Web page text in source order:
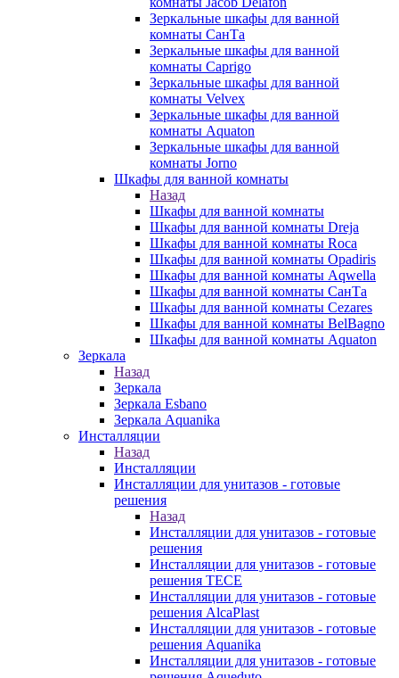
Зеркальные шкафы для ванной
комнаты СанТа
Зеркальные шкафы для ванной
комнаты Caprigo
Зеркальные шкафы для ванной
комнаты Velvex
Зеркальные шкафы для ванной
комнаты Aquaton
Зеркальные шкафы для ванной
комнаты Jorno
Шкафы для ванной комнаты
Назад
Шкафы для ванной комнаты
Шкафы для ванной комнаты Dreja
Шкафы для ванной комнаты Roca
Шкафы для ванной комнаты Opadiris
Шкафы для ванной комнаты Aqwella
Шкафы для ванной комнаты СанТа
Шкафы для ванной комнаты Cezares
Шкафы для ванной комнаты BelBagno
Шкафы для ванной комнаты Aquaton
Зеркала
Назад
Зеркала
Зеркала Esbano
Зеркала Aquanika
Инсталляции
Назад
Инсталляции
Инсталляции для унитазов - готовые
решения
Назад
Инсталляции для унитазов - готовые
решения
Инсталляции для унитазов - готовые
решения TECE
Инсталляции для унитазов - готовые
решения AlcaPlast
Инсталляции для унитазов - готовые
решения Aquanika
Инсталляции для унитазов - готовые